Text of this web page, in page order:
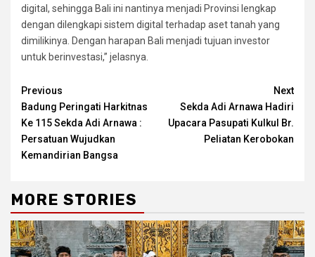
digital, sehingga Bali ini nantinya menjadi Provinsi lengkap
dengan dilengkapi sistem digital terhadap aset tanah yang
dimilikinya. Dengan harapan Bali menjadi tujuan investor
untuk berinvestasi,” jelasnya.
Continue
Reading
Previous
Badung Peringati Harkitnas
Ke 115 Sekda Adi Arnawa :
Persatuan Wujudkan
Kemandirian Bangsa
Next
Sekda Adi Arnawa Hadiri
Upacara Pasupati Kulkul Br.
Peliatan Kerobokan
MORE STORIES